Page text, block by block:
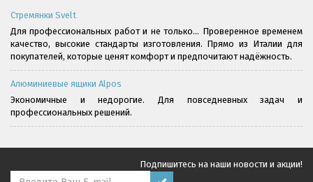
Стремянки Svelt
Для профессиональных работ и не только... Проверенное временем
качество, высокие стандарты изготовления. Прямо из Италии для
покупателей, которые ценят комфорт и предпочитают надёжность.
Алюминиевые ящики Alpos
Экономичные и недорогие. Для повседневных задач и
профессиональных решений.
Подпишитесь на наши новости и акции!